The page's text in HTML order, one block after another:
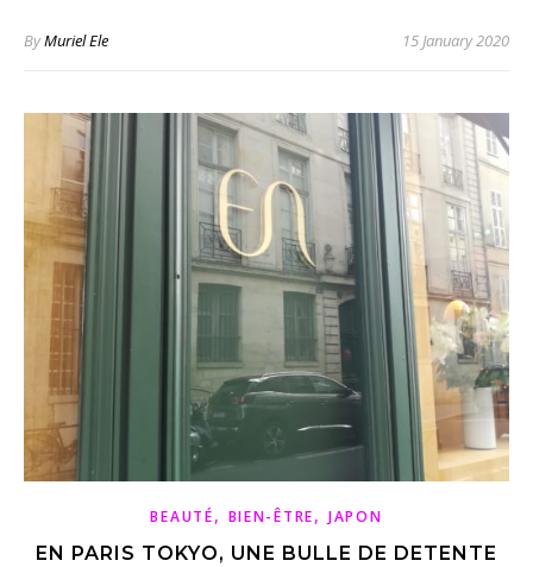
ByMuriel Ele 15 January 2020
BEAUTÉ, BIEN-ÊTRE, JAPON
EN PARIS TOKYO, UNE BULLE DE DETENTE